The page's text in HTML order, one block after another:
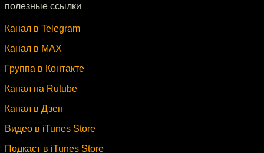
полезные ссылки
Канал в Telegram
Канал в MAX
Группа в Контакте
Канал на Rutube
Канал в Дзен
Видео в iTunes Store
Подкаст в iTunes Store